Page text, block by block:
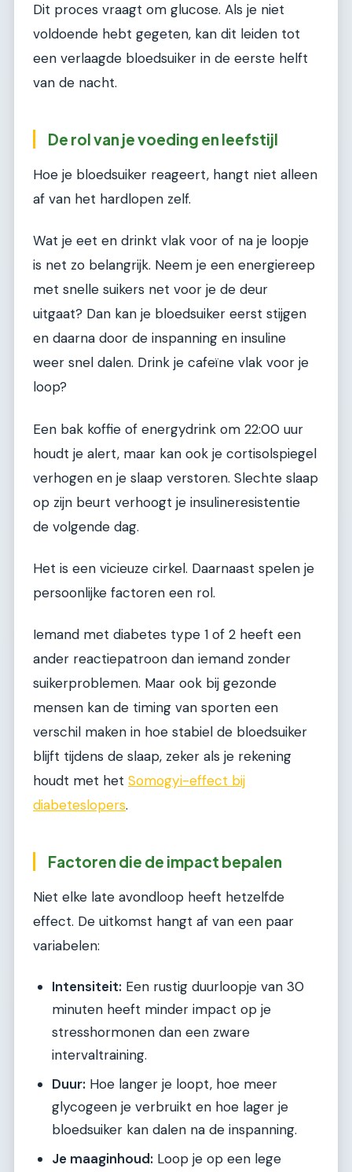
Dit proces vraagt om glucose. Als je niet
voldoende hebt gegeten, kan dit leiden tot
een verlaagde bloedsuiker in de eerste helft
van de nacht.
De rol van je voeding en leefstijl
Hoe je bloedsuiker reageert, hangt niet alleen
af van het hardlopen zelf.
Wat je eet en drinkt vlak voor of na je loopje
is net zo belangrijk. Neem je een energiereep
met snelle suikers net voor je de deur
uitgaat? Dan kan je bloedsuiker eerst stijgen
en daarna door de inspanning en insuline
weer snel dalen. Drink je cafeïne vlak voor je
loop?
Een bak koffie of energydrink om 22:00 uur
houdt je alert, maar kan ook je cortisolspiegel
verhogen en je slaap verstoren. Slechte slaap
op zijn beurt verhoogt je insulineresistentie
de volgende dag.
Het is een vicieuze cirkel. Daarnaast spelen je
persoonlijke factoren een rol.
Iemand met diabetes type 1 of 2 heeft een
ander reactiepatroon dan iemand zonder
suikerproblemen. Maar ook bij gezonde
mensen kan de timing van sporten een
verschil maken in hoe stabiel de bloedsuiker
blijft tijdens de slaap, zeker als je rekening
houdt met het Somogyi-effect bij
diabeteslopers.
Factoren die de impact bepalen
Niet elke late avondloop heeft hetzelfde
effect. De uitkomst hangt af van een paar
variabelen:
Intensiteit: Een rustig duurloopje van 30
minuten heeft minder impact op je
stresshormonen dan een zware
intervaltraining.
Duur: Hoe langer je loopt, hoe meer
glycogeen je verbruikt en hoe lager je
bloedsuiker kan dalen na de inspanning.
Je maaginhoud: Loop je op een lege